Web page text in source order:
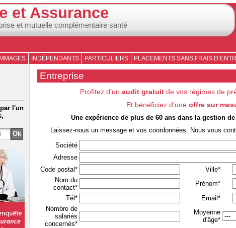
et Assurance
et mutuelle complémentaire santé
INDÉPENDANTS PARTICULIERS PLACEMENTS SANS FRAIS
l'un
Entreprise
Profitez d’un audit gratuitde vos régimes de
Et bénéficiez d’une offre sur
Une expérience de plus de 60 ans dans la gestion
Laissez-nous un message et vos coordonnées. Nous vous
Société
Adresse
Code postal*
Ville*
Nom du
contact*
Prénom*
Tél*
Email*
Nombre de
salariés
concernés*
Moyenne
d'âge*